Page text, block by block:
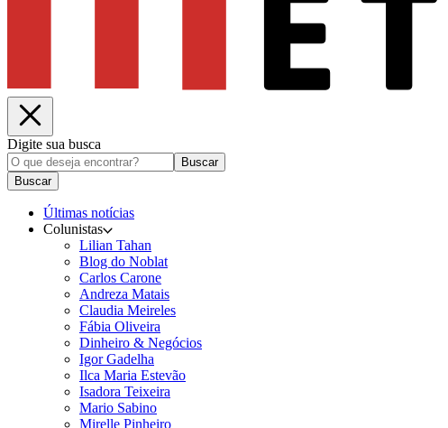
Digite sua busca
Buscar
Buscar
Últimas notícias
Colunistas
Lilian Tahan
Blog do Noblat
Carlos Carone
Andreza Matais
Claudia Meireles
Fábia Oliveira
Dinheiro & Negócios
Igor Gadelha
Ilca Maria Estevão
Isadora Teixeira
Mario Sabino
Mirelle Pinheiro